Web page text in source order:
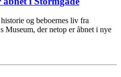
og beboernes liv fra
der netop er åbnet i nye